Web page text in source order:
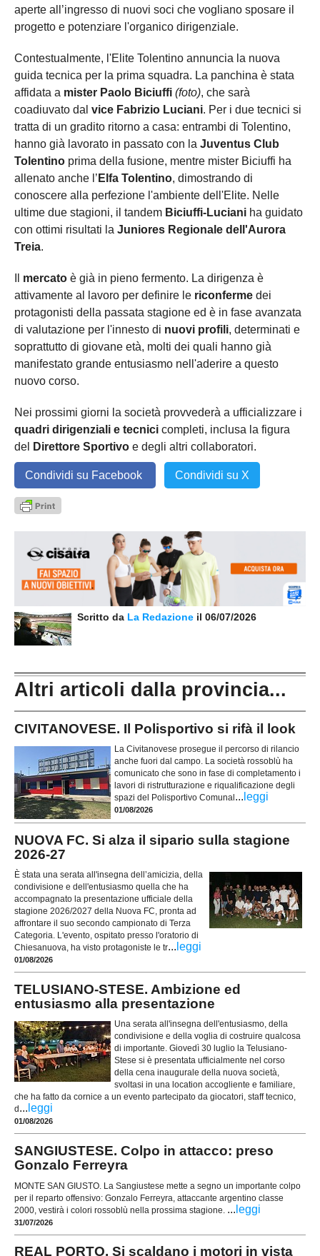
aperte all’ingresso di nuovi soci che vogliano sposare il
progetto e potenziare l'organico dirigenziale.
Contestualmente, l'Elite Tolentino annuncia la nuova
guida tecnica per la prima squadra. La panchina è stata
affidata a mister Paolo Biciuffi (foto), che sarà
coadiuvato dal vice Fabrizio Luciani. Per i due tecnici si
tratta di un gradito ritorno a casa: entrambi di Tolentino,
hanno già lavorato in passato con la Juventus Club
Tolentino prima della fusione, mentre mister Biciuffi ha
allenato anche l’ Elfa Tolentino, dimostrando di
conoscere alla perfezione l'ambiente dell'Elite. Nelle
ultime due stagioni, il tandem Biciuffi-Luciani ha guidato
con ottimi risultati la Juniores Regionale dell'Aurora
Treia.
mercato è già in pieno fermento. La dirigenza è
attivamente al lavoro per definire le riconferme dei
protagonisti della passata stagione ed è in fase avanzata
di valutazione per l'innesto di nuovi profili, determinati e
soprattutto di giovane età, molti dei quali hanno già
manifestato grande entusiasmo nell'aderire a questo
nuovo corso.
Nei prossimi giorni la società provvederà a ufficializzare i
quadri dirigenziali e tecnici completi, inclusa la figura
del
Direttore Sportivo e degli altri collaboratori.
Condividi su Facebook Condividi su X
Scritto da La Redazione il 06/07/2026
Altri articoli dalla provincia...
CIVITANOVESE. Il Polisportivo si rifà il look
La Civitanovese prosegue il percorso di rilancio
anche fuori dal campo. La società rossoblù ha
comunicato che sono in fase di completamento i
lavori di ristrutturazione e riqualificazione degli
spazi del Polisportivo Comunal ... leggi
01/08/2026
NUOVA FC. Si alza il sipario sulla stagione
2026-27
È stata una serata all'insegna dell’amicizia, della
condivisione e dell'entusiasmo quella che ha
accompagnato la presentazione ufficiale della
stagione 2026/2027 della Nuova FC, pronta ad
affrontare il suo secondo campionato di Terza
Categoria. L'evento, ospitato presso l'oratorio di
Chiesanuova, ha visto protagoniste le tr... leggi
01/08/2026
TELUSIANO-STESE. Ambizione ed
entusiasmo alla presentazione
Una serata all'insegna dell'entusiasmo, della
condivisione e della voglia di costruire qualcosa
di importante. Giovedì 30 luglio la Telusiano-
Stese si è presentata ufficialmente nel corso
della cena inaugurale della nuova società,
svoltasi in una location accogliente e familiare,
che ha fatto da cornice a un evento partecipato da giocatori, staff tecnico,
d ... leggi
01/08/2026
SANGIUSTESE. Colpo in attacco: preso
Gonzalo Ferreyra
MONTE SAN GIUSTO. La Sangiustese mette a segno un importante colpo
per il reparto offensivo: Gonzalo Ferreyra, attaccante argentino classe
2000, vestirà i colori rossoblù nella prossima stagione. ... leggi
31/07/2026
REAL PORTO. Si scaldano i motori in vista